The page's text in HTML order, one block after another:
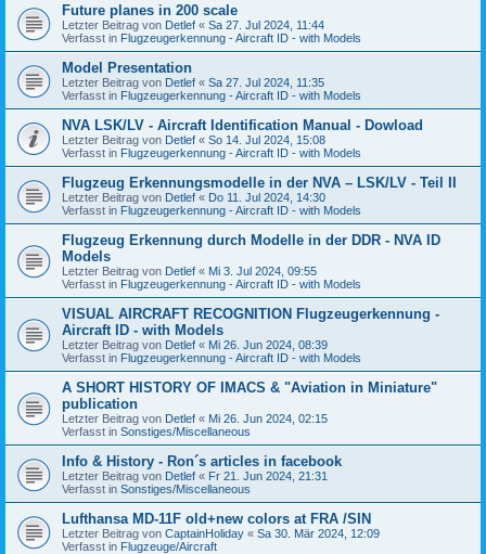
Future planes in 200 scale
Letzter Beitrag von Detlef « Sa 27. Jul 2024, 11:44
Verfasst in Flugzeugerkennung - Aircraft ID - with Models
Model Presentation
Letzter Beitrag von Detlef « Sa 27. Jul 2024, 11:35
Verfasst in Flugzeugerkennung - Aircraft ID - with Models
NVA LSK/LV - Aircraft Identification Manual - Dowload
Letzter Beitrag von Detlef « So 14. Jul 2024, 15:08
Verfasst in Flugzeugerkennung - Aircraft ID - with Models
Flugzeug Erkennungsmodelle in der NVA – LSK/LV - Teil II
Letzter Beitrag von Detlef « Do 11. Jul 2024, 14:30
Verfasst in Flugzeugerkennung - Aircraft ID - with Models
Flugzeug Erkennung durch Modelle in der DDR - NVA ID
Models
Letzter Beitrag von Detlef « Mi 3. Jul 2024, 09:55
Verfasst in Flugzeugerkennung - Aircraft ID - with Models
VISUAL AIRCRAFT RECOGNITION Flugzeugerkennung -
Aircraft ID - with Models
Letzter Beitrag von Detlef « Mi 26. Jun 2024, 08:39
Verfasst in Flugzeugerkennung - Aircraft ID - with Models
A SHORT HISTORY OF IMACS & "Aviation in Miniature"
publication
Letzter Beitrag von Detlef « Mi 26. Jun 2024, 02:15
Verfasst in Sonstiges/Miscellaneous
Info & History - Ron´s articles in facebook
Letzter Beitrag von Detlef « Fr 21. Jun 2024, 21:31
Verfasst in Sonstiges/Miscellaneous
Lufthansa MD-11F old+new colors at FRA /SIN
Letzter Beitrag von CaptainHoliday « Sa 30. Mär 2024, 12:09
Verfasst in Flugzeuge/Aircraft